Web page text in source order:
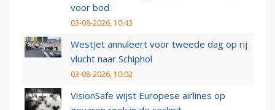
voor bod
03-08-2026, 10:43
WestJet annuleert voor tweede dag op rij
vlucht naar Schiphol
03-08-2026, 10:02
VisionSafe wijst Europese airlines op